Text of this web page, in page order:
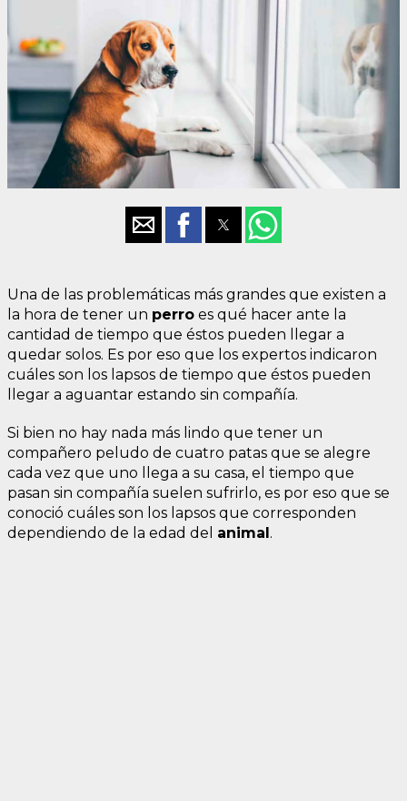
Una de las problemáticas más grandes que existen a
la hora de tener un perro es qué hacer ante la
cantidad de tiempo que éstos pueden llegar a
quedar solos. Es por eso que los expertos indicaron
cuáles son los lapsos de tiempo que éstos pueden
llegar a aguantar estando sin compañía.
Si bien no hay nada más lindo que tener un
compañero peludo de cuatro patas que se alegre
cada vez que uno llega a su casa, el tiempo que
pasan sin compañía suelen sufrirlo, es por eso que se
conoció cuáles son los lapsos que corresponden
dependiendo de la edad del animal.